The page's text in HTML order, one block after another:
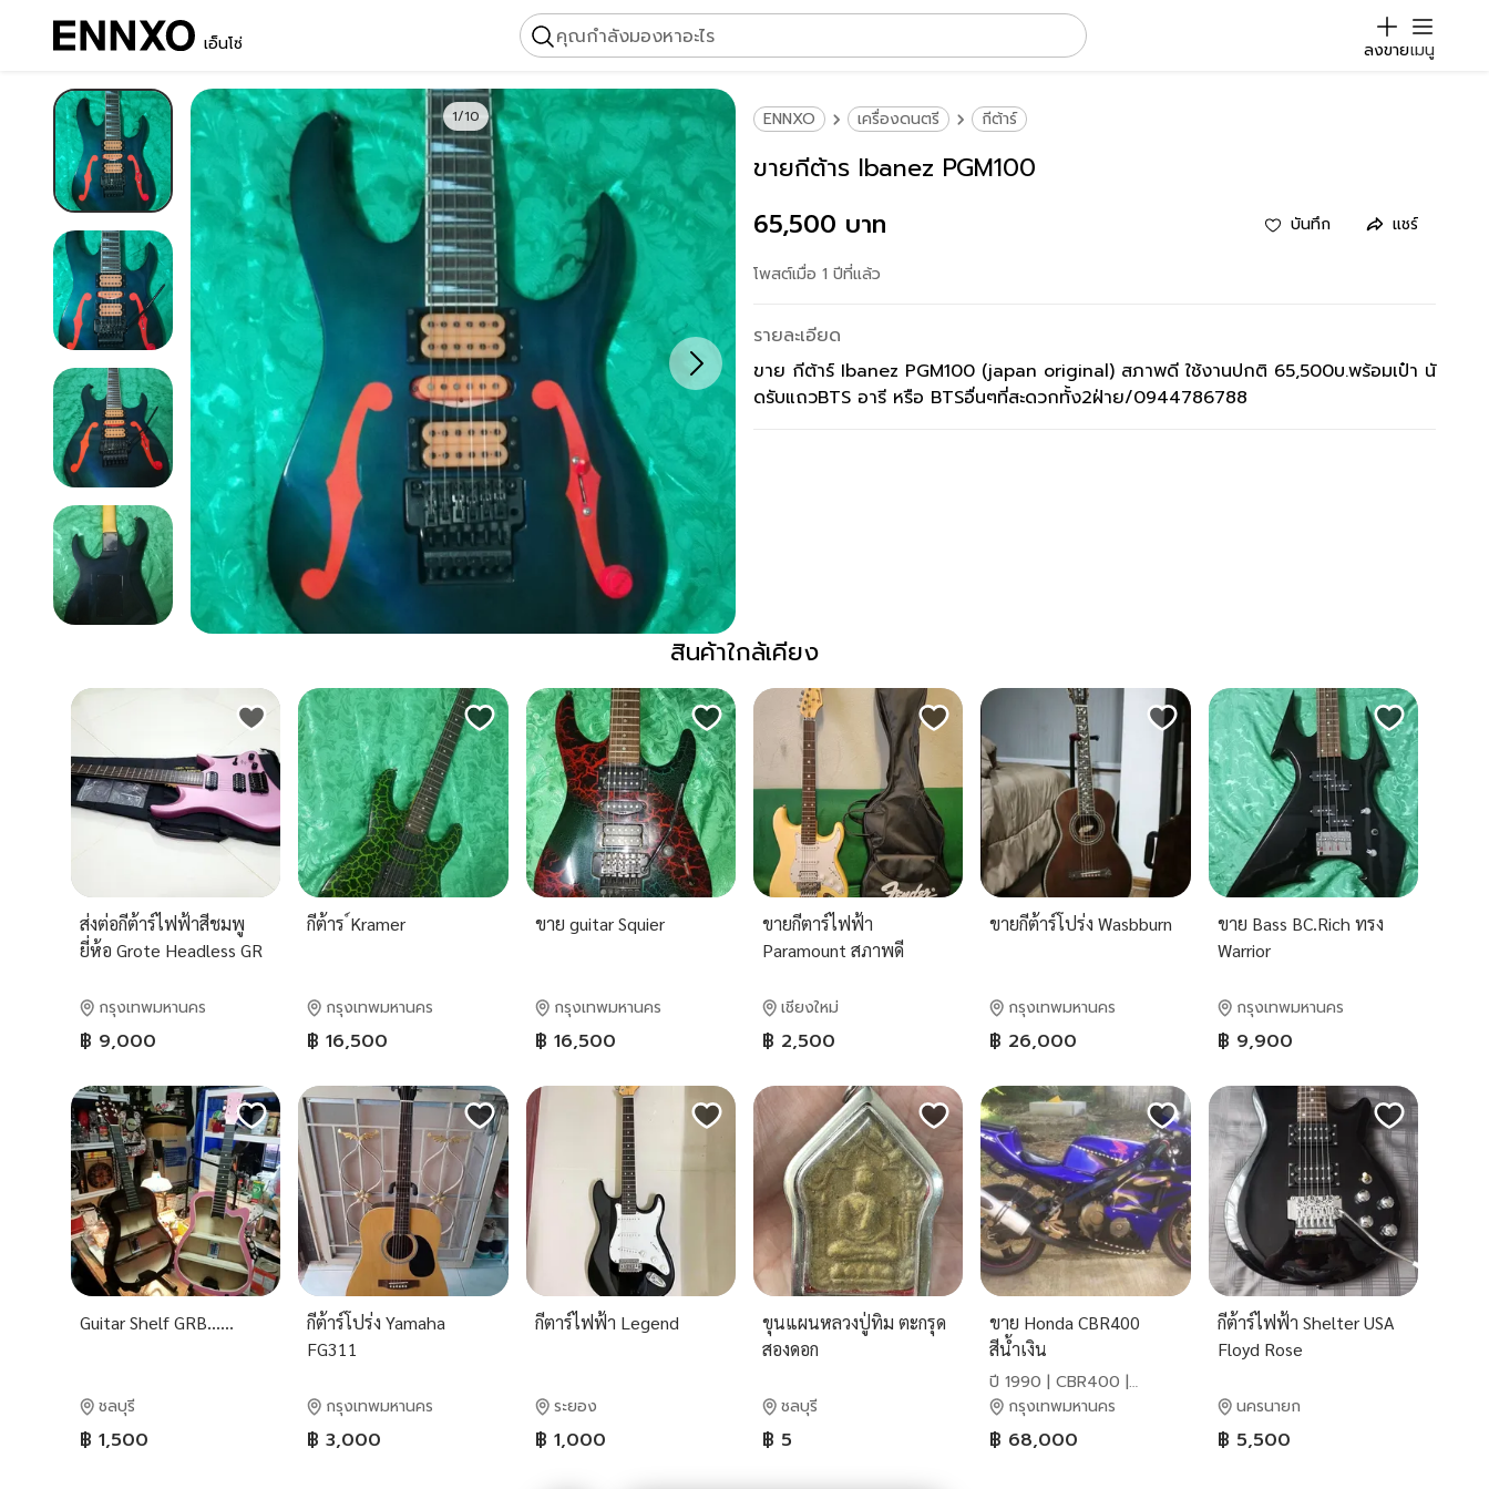
เอ็นโซ่ คุณกำลังมองหาอะไร
ลงขายเมนู
1/10 ENNXO เครื่องดนตรี กีต้าร์
ขายกีต้าร Ibanez PGM100
65,500 บาท
บันทึก แชร์
โพสต์เมื่อ 1 ปีที่แล้ว
รายละเอียด
ขาย กีต้าร์ Ibanez PGM100 (japan original) สภาพดี ใช้งานปกติ 65,500บ.พร้อมเป๋า นั
ดรับแถวBTS อารี หรือ BTSอื่นๆที่สะดวกทั้ง2ฝ่าย/0944786788
สินค้าใกล้เคียง
ส่งต่อกีต้าร์ไฟฟ้าสีชมพู
ยี่ห้อ Grote Headless GR
กรุงเทพมหานคร
฿ 9,000
กีต้าร ์Kramer
กรุงเทพมหานคร
฿ 16,500
ขาย guitar Squier
กรุงเทพมหานคร
฿ 16,500
ขายกีตาร์ไฟฟ้า
Paramount สภาพดี
เชียงใหม่
฿ 2,500
ขายกีต้าร์โปร่ง Wasbburn
กรุงเทพมหานคร
฿ 26,000
ขาย Bass BC.Rich ทรง
Warrior
กรุงเทพมหานคร
฿ 9,900
Guitar Shelf GRB......
ชลบุรี
฿ 1,500
กีต้าร์โปร่ง Yamaha
FG311
กรุงเทพมหานคร
฿ 3,000
กีตาร์ไฟฟ้า Legend
ระยอง
฿ 1,000
ขุนแผนหลวงปู่ทิม ตะกรุด
สองดอก
ชลบุรี
฿ 5
ขาย Honda CBR400
สีน้ำเงิน
ปี 1990 | CBR400 |
Honda
กรุงเทพมหานคร
฿ 68,000
กีต้าร์ไฟฟ้า Shelter USA
Floyd Rose
นครนายก
฿ 5,500